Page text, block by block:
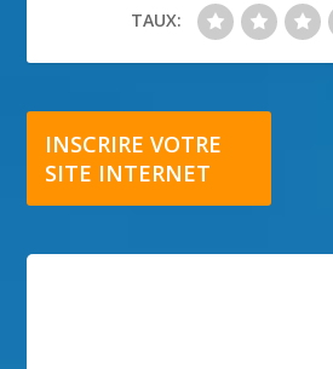
TAUX:
INSCRIRE VOTRE
SITE INTERNET